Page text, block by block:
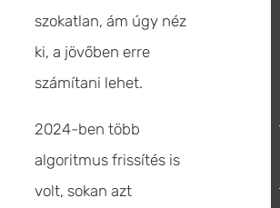
szokatlan, ám úgy néz
ki, a jövőben erre
számítani lehet.
2024-ben több
algoritmus frissítés is
volt, sokan azt